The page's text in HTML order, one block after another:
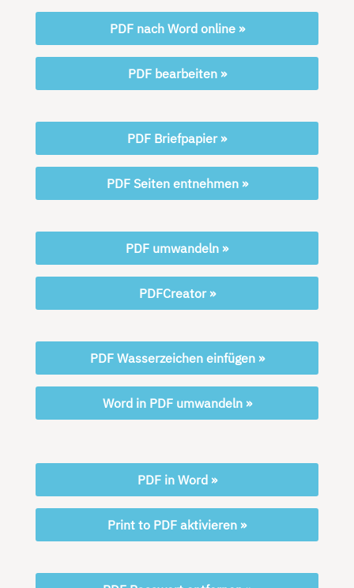
PDF nach Word online »
PDF bearbeiten »
PDF Briefpapier »
PDF Seiten entnehmen »
PDF umwandeln »
PDFCreator »
PDF Wasserzeichen einfügen »
Word in PDF umwandeln »
PDF in Word »
Print to PDF aktivieren »